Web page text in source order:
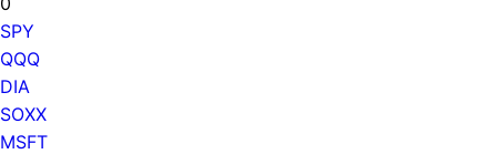
SPY
QQQ
DIA
SOXX
MSFT